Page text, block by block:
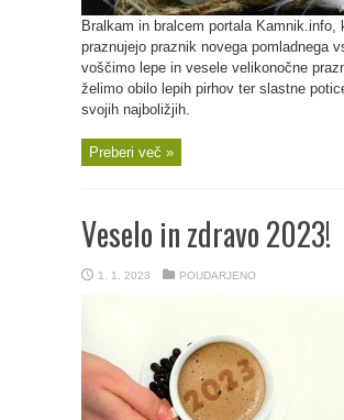
Bralkam in bralcem portala Kamnik.info,
praznujejo praznik novega pomladnega
voščimo lepe in vesele velikonočne
želimo obilo lepih pirhov ter slastne
svojih najboližjih.
Preberi več »
Veselo in zdravo 2023!
1. 1. 2023 POUDARJENO